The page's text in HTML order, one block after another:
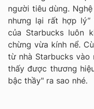
người tiêu dùng.
nhưng lại rất hợp
của Starbucks luôn
chừng vừa kính nể.
từ nhà Starbucks vào
thấy được thương
bậc thầy" ra sao nhé.